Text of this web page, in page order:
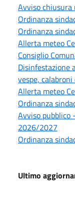
Avviso
Ordinanza
Ordinanza
Allerta meteo
Consiglio
Disinfestazione
vespe,
Allerta meteo
Ordinanza
Avviso pubblico
2026/2027
Ordinanza
Ultimo